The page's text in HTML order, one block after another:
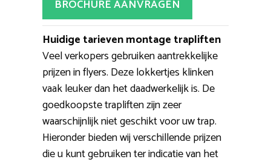
BROCHURE AANVRAGEN
Huidige tarieven montage trapliften
Veel verkopers gebruiken aantrekkelijke
prijzen in flyers. Deze lokkertjes klinken
vaak leuker dan het daadwerkelijk is. De
goedkoopste trapliften zijn zeer
waarschijnlijk niet geschikt voor uw trap.
Hieronder bieden wij verschillende prijzen
die u kunt gebruiken ter indicatie van het